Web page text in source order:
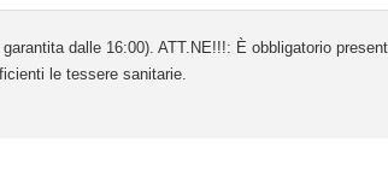
dalle 16:00). ATT.NE!!!: È obbligatorio
le tessere sanitarie.